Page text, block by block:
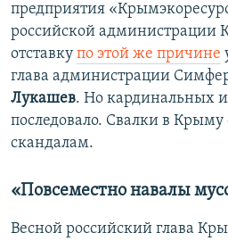
предприятия
российской администрации
отставку по этой же причине
глава администрации
Лукашев. Но кардинальных
последовало. Свалки в Крыму
скандалам.
«Повсеместно навалы
Весной российский глава